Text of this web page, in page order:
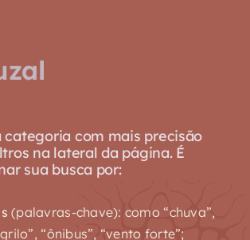
categoria com mais precisão
na lateral da página. É
sua busca por:
(palavras-chave): como “chuva”,
“ônibus”, “vento forte”;